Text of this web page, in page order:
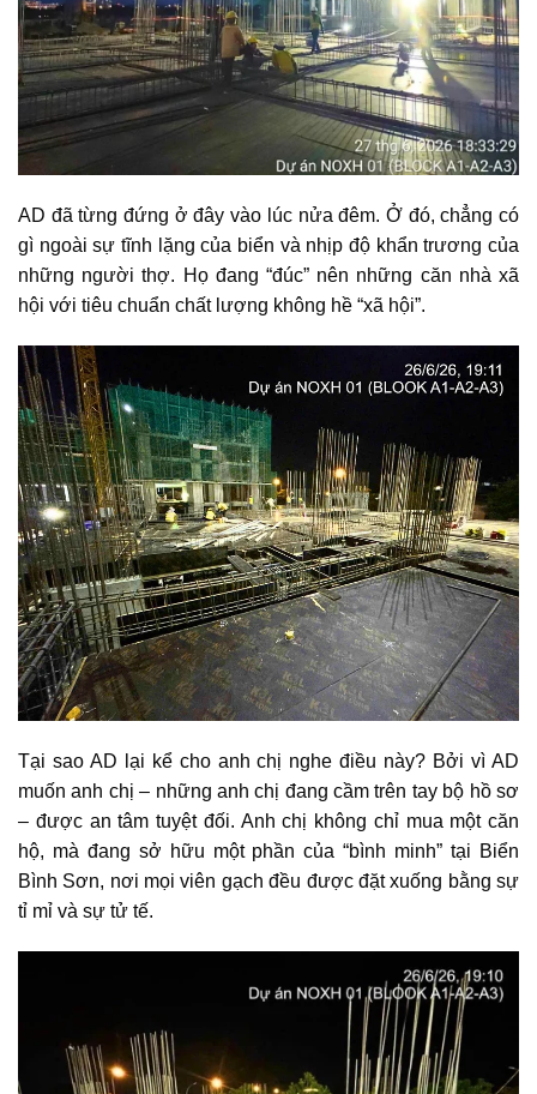
AD đã từng đứng ở đây vào lúc nửa đêm. Ở đó, chẳng có
gì ngoài sự tĩnh lặng của biển và nhịp độ khẩn trương của
những người thợ. Họ đang “đúc” nên những căn nhà xã
hội với tiêu chuẩn chất lượng không hề “xã hội”.
Tại sao AD lại kể cho anh chị nghe điều này? Bởi vì AD
muốn anh chị – những anh chị đang cầm trên tay bộ hồ sơ
– được an tâm tuyệt đối. Anh chị không chỉ mua một căn
hộ, mà đang sở hữu một phần của “bình minh” tại Biển
Bình Sơn, nơi mọi viên gạch đều được đặt xuống bằng sự
tỉ mỉ và sự tử tế.